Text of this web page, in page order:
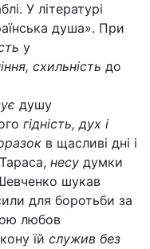
У літературі
душа». При
у
схильність до
душу
гідність, дух і
в щасливі дні і
несу думки
шукав
для боротьби за
любов
їй служив без